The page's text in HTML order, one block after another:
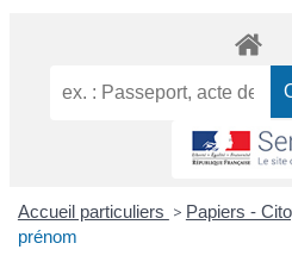
Accueil particuliers > Papiers -
prénom